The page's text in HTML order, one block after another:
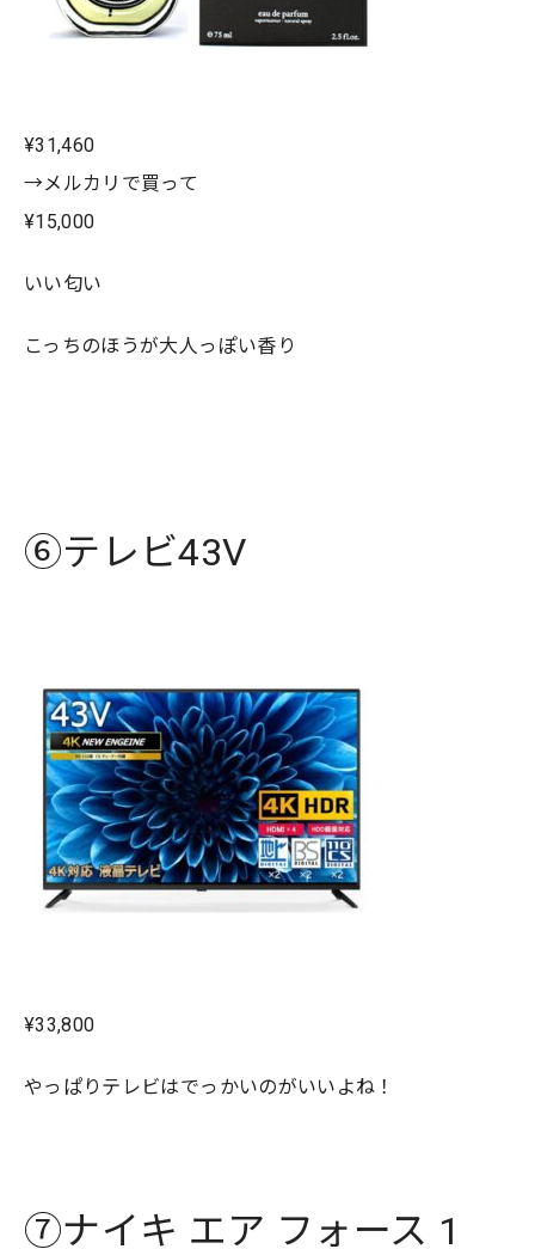
¥31,460
→メルカリで買って
¥15,000
いい匂い
こっちのほうが大人っぽい香り
⑥テレビ43V
¥33,800
やっぱりテレビはでっかいのがいいよね！
⑦ナイキ エア フォース 1